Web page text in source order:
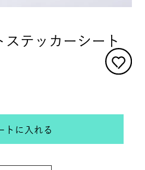
テッカーシート
トに入れる